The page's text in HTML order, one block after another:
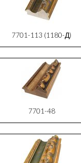
7701-113 (1180-Д)
7701-48